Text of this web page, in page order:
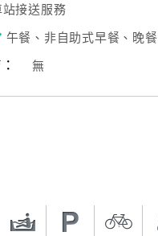
站接送服務
午餐、非自助式早餐、晚餐
無